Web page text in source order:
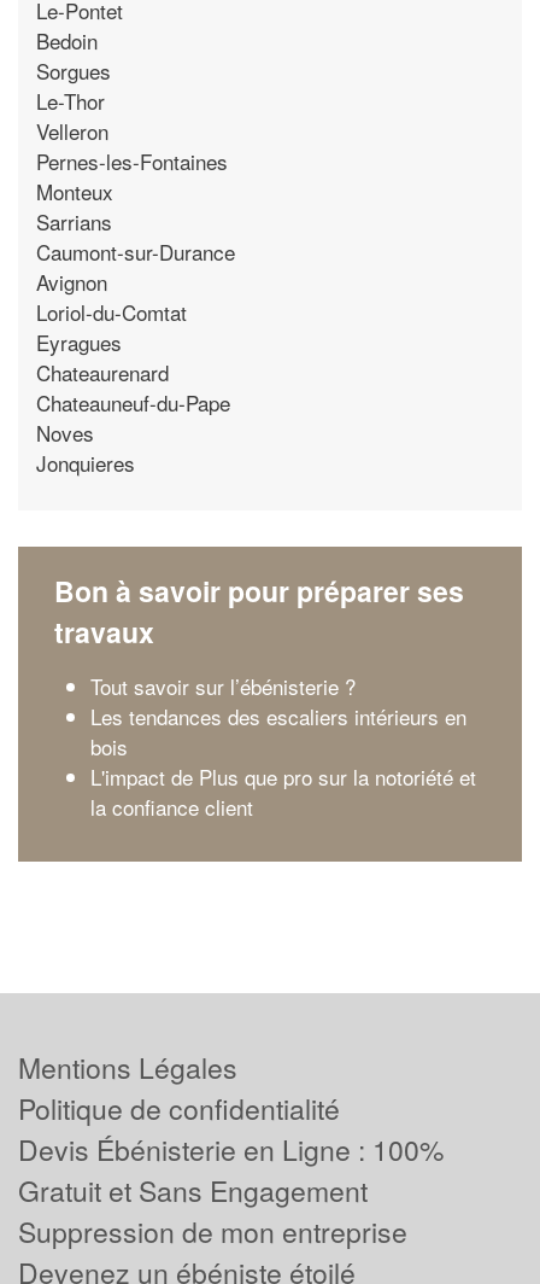
Le-Pontet
Bedoin
Sorgues
Le-Thor
Velleron
Pernes-les-Fontaines
Monteux
Sarrians
Caumont-sur-Durance
Avignon
Loriol-du-Comtat
Eyragues
Chateaurenard
Chateauneuf-du-Pape
Noves
Jonquieres
Bon à savoir pour préparer ses
travaux
Tout savoir sur l’ébénisterie ?
Les tendances des escaliers intérieurs en
bois
L'impact de Plus que pro sur la notoriété et
la confiance client
Mentions Légales
Politique de confidentialité
Devis Ébénisterie en Ligne : 100%
Gratuit et Sans Engagement
Suppression de mon entreprise
Devenez un ébéniste étoilé